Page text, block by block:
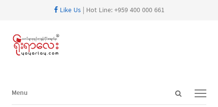
Like Us| Hot Line: +959 400 000 661
Open
Menu
Menu